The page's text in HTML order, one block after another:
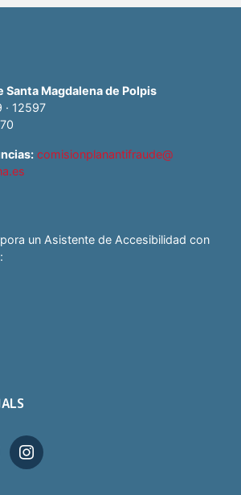
Magdalena de Polpis
· 12597
comisionplanantifraude@
un Asistente de Accesibilidad con
instagram